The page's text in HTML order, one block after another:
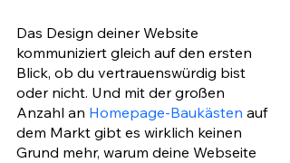
Das Design deiner Website
kommuniziert gleich auf den ersten
Blick, ob du vertrauenswürdig bist
oder nicht. Und mit der großen
Anzahl an Homepage-Baukästen auf
dem Markt gibt es wirklich keinen
Grund mehr, warum deine Webseite